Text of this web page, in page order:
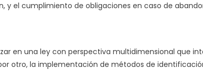
y el cumplimiento de obligaciones en caso de
en una ley con perspectiva multidimensional que
otro, la implementación de métodos de